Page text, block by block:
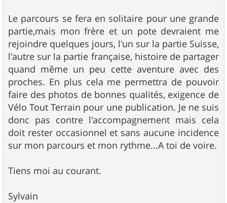
Le parcours se fera en solitaire pour une grande
partie,mais mon frère et un pote devraient me
rejoindre quelques jours, l'un sur la partie Suisse,
l'autre sur la partie française, histoire de partager
quand même un peu cette aventure avec des
proches. En plus cela me permettra de pouvoir
faire des photos de bonnes qualités, exigence de
Vélo Tout Terrain pour une publication. Je ne suis
donc pas contre l'accompagnement mais cela
doit rester occasionnel et sans aucune incidence
sur mon parcours et mon rythme...A toi de voire.
Tiens moi au courant.
Sylvain